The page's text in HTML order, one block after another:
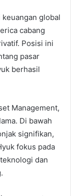
global
cabang
Posisi ini
pasar
berhasil
Management,
Di bawah
signifikan,
fokus pada
dan